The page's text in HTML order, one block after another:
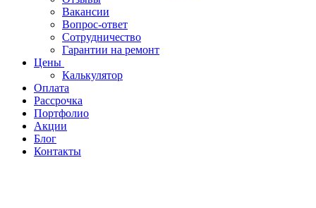
Вакансии
Вопрос-ответ
Сотрудничество
Гарантии на ремонт
Цены
Калькулятор
Оплата
Рассрочка
Портфолио
Акции
Блог
Контакты